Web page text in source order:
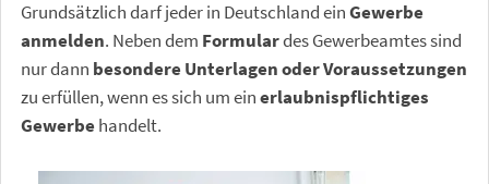
Grundsätzlich darf jeder in Deutschland einGewerbe
anmelden. Neben dem Formulardes Gewerbeamtes sind
nur dann besondere Unterlagen oder Voraussetzungen
zu erfüllen, wenn es sich um einerlaubnispflichtiges
Gewerbehandelt.